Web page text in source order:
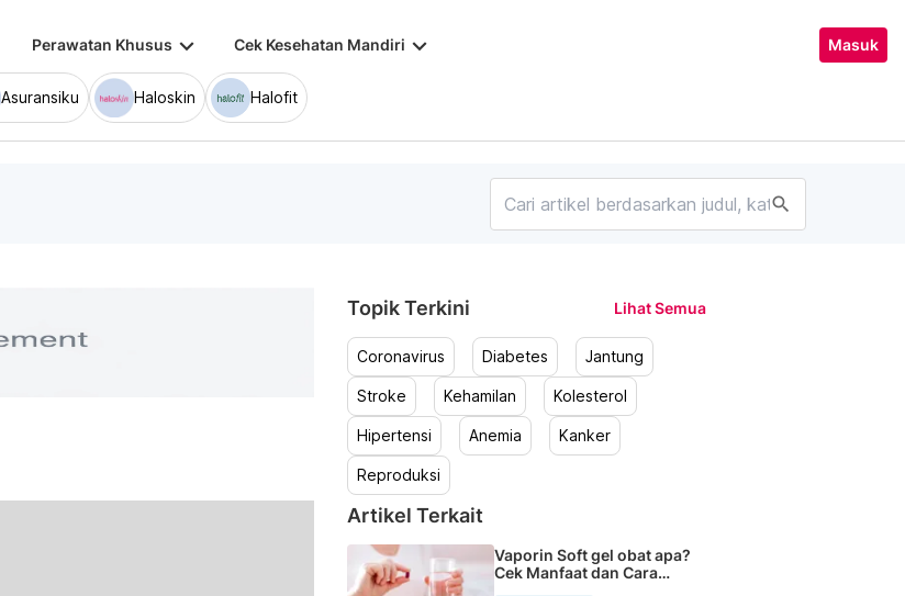
Perawatan Khusus keyboard_arrow_down Cek Kesehatan Mandiri keyboard_arrow_down Masuk
Asuransiku Haloskin Halofit
search
Topik Terkini Lihat Semua
Coronavirus Diabetes Jantung
Stroke Kehamilan Kolesterol
Hipertensi Anemia Kanker
Reproduksi
Artikel Terkait
Vaporin Soft gel obat apa?
Cek Manfaat dan Cara